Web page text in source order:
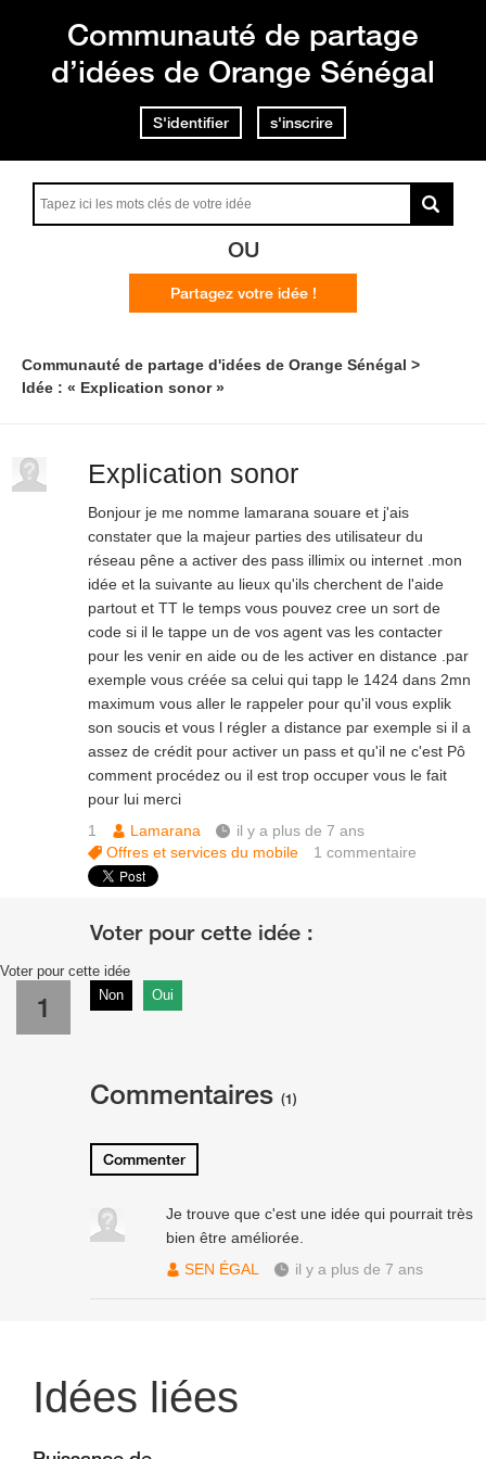
Communauté de partage
d’idées de Orange Sénégal
S'identifier s'inscrire
OU
Partagez votre idée !
Communauté de partage d'idées de Orange Sénégal
Idée : « Explication sonor »
Explication sonor
Bonjour je me nomme lamarana souare et j'ais
constater que la majeur parties des utilisateur du
réseau pêne a activer des pass illimix ou internet .mon
idée et la suivante au lieux qu'ils cherchent de l'aide
partout et TT le temps vous pouvez cree un sort de
code si il le tappe un de vos agent vas les contacter
pour les venir en aide ou de les activer en distance .par
exemple vous créée sa celui qui tapp le 1424 dans 2mn
maximum vous aller le rappeler pour qu'il vous explik
son soucis et vous l régler a distance par exemple si il a
assez de crédit pour activer un pass et qu'il ne c'est Pô
comment procédez ou il est trop occuper vous le fait
pour lui merci
1
Lamarana
il y a plus de 7 ans
Offres et services du mobile
1commentaire
Voter pour cette idée
1 Non Oui
Commentaires (1)
Commenter
Je trouve que c'est une idée qui pourrait très
bien être améliorée.
SEN ÉGAL
il y a plus de 7 ans
Idées liées